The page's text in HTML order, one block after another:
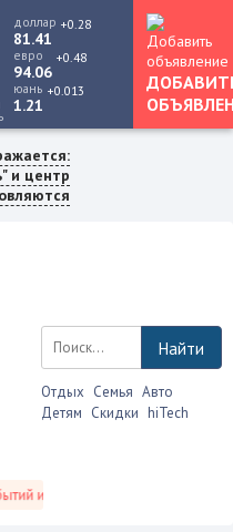
доллар
81.41
+0.28
евро
94.06
+0.48
юань
1.21
+0.013
и центр
и не только это.
Найти
Отдых Семья Авто
Детям Скидки hiTech